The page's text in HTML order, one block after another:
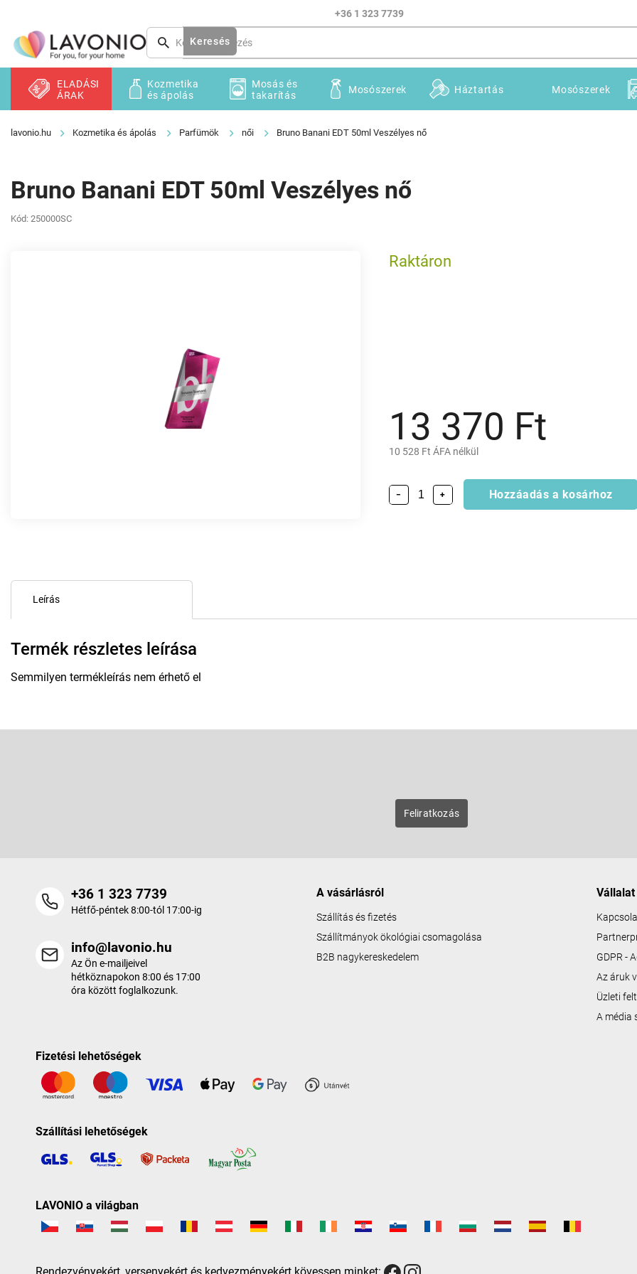
tartalomhoz
+36 1 323 7739
Keresés
ELADÁSI
ÁRAK
Kozmetika
és ápolás
Mosás és
takarítás
Mosószerek Háztartás Mosószerek
Kozmetika és ápolás Parfümök női Bruno Banani EDT 50ml Veszélyes nő
Bruno Banani EDT 50ml Veszélyes nő
Kód: 250000SC
13 370 Ft
10 528 Ft ÁFA nélkül
Raktáron
+
− Hozzáadás a kosárhoz
Leírás
Termék részletes leírása
Semmilyen termékleírás nem érhető el
Feliratkozás
+36 1 323 7739
Hétfő-péntek 8:00-tól 17:00-ig
info@lavonio.hu
Az Ön e-mailjeivel
hétköznapokon 8:00 és 17:00
óra között foglalkozunk.
A vásárlásról
Szállítás és fizetés
Szállítmányok ökológiai csomagolása
B2B nagykereskedelem
Vállalat
GDPR -
Az áruk
Üzleti
A média
Fizetési lehetőségek
Szállítási lehetőségek
LAVONIO a világban